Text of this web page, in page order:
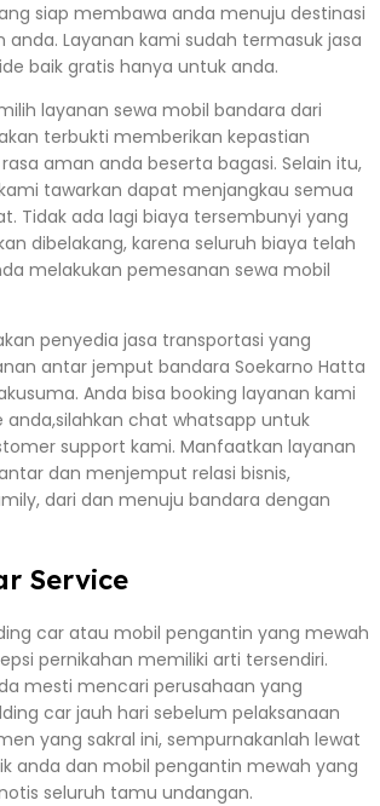
siap membawa anda menuju destinasi
anda. Layanan kami sudah termasuk jasa
baik gratis hanya untuk anda.
layanan sewa mobil bandara dari
terbukti memberikan kepastian
aman anda beserta bagasi. Selain itu,
tawarkan dapat menjangkau semua
Tidak ada lagi biaya tersembunyi yang
dibelakang, karena seluruh biaya telah
melakukan pemesanan sewa mobil
penyedia jasa transportasi yang
antar jemput bandara Soekarno Hatta
Anda bisa booking layanan kami
chat whatsapp untuk
support kami. Manfaatkan layanan
dan menjemput relasi bisnis,
dari dan menuju bandara dengan
Service
car atau mobil pengantin yang mewah
pernikahan memiliki arti tersendiri.
mesti mencari perusahaan yang
car jauh hari sebelum pelaksanaan
yang sakral ini, sempurnakanlah lewat
anda dan mobil pengantin mewah yang
seluruh tamu undangan.